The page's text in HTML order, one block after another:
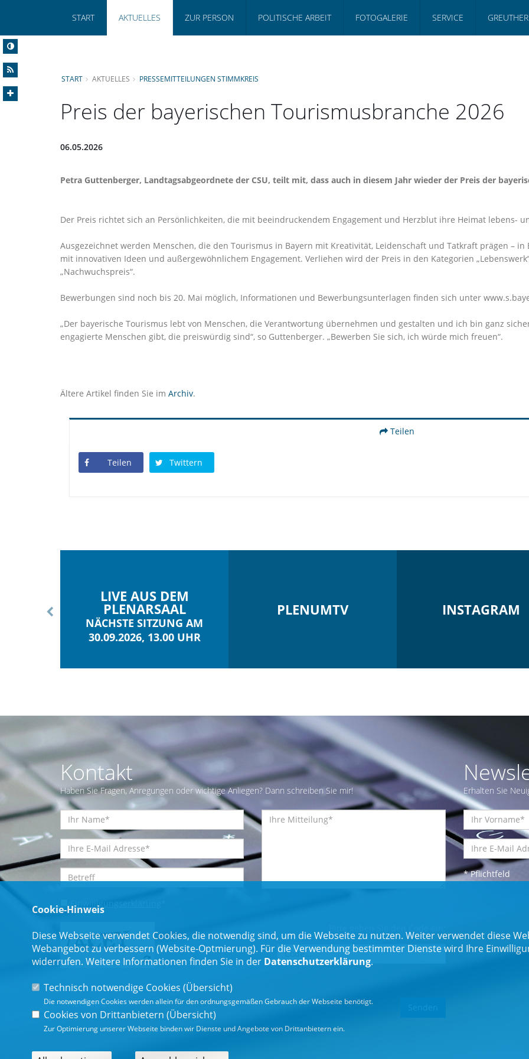
START AKTUELLES ZUR PERSON POLITISCHE ARBEIT FOTOGALERIE SERVICE
START AKTUELLES PRESSEMITTEILUNGEN STIMMKREIS
Preis der bayerischen Tourismusbranche 2026
06.05.2026
Petra Guttenberger, Landtagsabgeordnete der CSU, teilt mit, dass auch in diesem Jahr wieder der Preis der
Der Preis richtet sich an Persönlichkeiten, die mit beeindruckendem Engagement und Herzblut ihre Heimat lebens-
Ausgezeichnet werden Menschen, die den Tourismus in Bayern mit Kreativität, Leidenschaft und Tatkraft prägen –
mit innovativen Ideen und außergewöhnlichem Engagement. Verliehen wird der Preis in den Kategorien
Nachwuchspreis“.
Bewerbungen sind noch bis 20. Mai möglich, Informationen und Bewerbungsunterlagen finden sich unter
Der bayerische Tourismus lebt von Menschen, die Verantwortung übernehmen und gestalten und ich bin ganz
engagierte Menschen gibt, die preiswürdig sind“, so Guttenberger. „Bewerben Sie sich, ich würde mich freuen“.
Ältere Artikel finden Sie im Archiv.
Teilen
Teilen Twittern
LIVE AUS DEM
PLENARSAAL
NÄCHSTE SITZUNG AM
30.09.2026, 13.00 UHR
PLENUMTV INSTAGRAM
Kontakt
Haben Sie Fragen, Anregungen oder wichtige Anliegen? Dann schreiben Sie mir!
Einwilligungserklärung
* Pflichtfeld
Erhalten Sie
* Pflichtfeld
Cookie-Hinweis
Diese Webseite verwendet Cookies, die notwendig sind, um die Webseite zu nutzen. Weiter verwendet diese
Webangebot zu verbessern (Website-Optmierung). Für die Verwendung bestimmter Dienste wird Ihre
widerrufen. Weitere Informationen finden Sie in der Datenschutzerklärung.
Technisch notwendige Cookies (Übersicht)
Die notwendigen Cookies werden allein für den ordnungsgemäßen Gebrauch der Webseite benötigt.
Cookies von Drittanbietern (Übersicht)
Zur Optimierung unserer Webseite binden wir Dienste und Angebote von Drittanbietern ein.